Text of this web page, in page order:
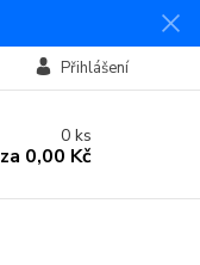
Přihlášení
0ks
za 0,00 Kč